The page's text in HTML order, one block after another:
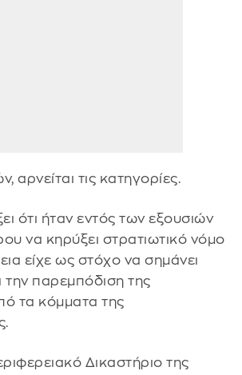
αρνείται τις κατηγορίες.
ότι ήταν εντός των εξουσιών
να κηρύξει στρατιωτικό νόμο
είχε ως στόχο να σημάνει
την παρεμπόδιση της
τα κόμματα της
Δικαστήριο της